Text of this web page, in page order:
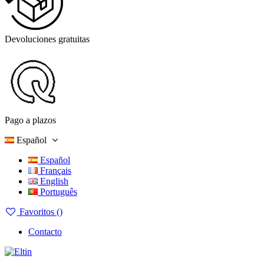
Devoluciones gratuitas
Pago a plazos
Español
Español
Français
English
Português
Favoritos ()
Contacto